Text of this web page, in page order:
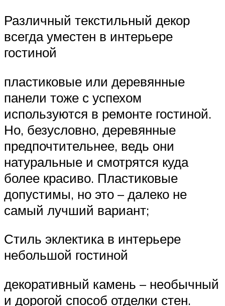
Различный текстильный декор
всегда уместен в интерьере
гостиной
пластиковые или деревянные
панели тоже с успехом
используются в ремонте гостиной.
Но, безусловно, деревянные
предпочтительнее, ведь они
натуральные и смотрятся куда
более красиво. Пластиковые
допустимы, но это – далеко не
самый лучший вариант;
Стиль эклектика в интерьере
небольшой гостиной
декоративный камень – необычный
и дорогой способ отделки стен.